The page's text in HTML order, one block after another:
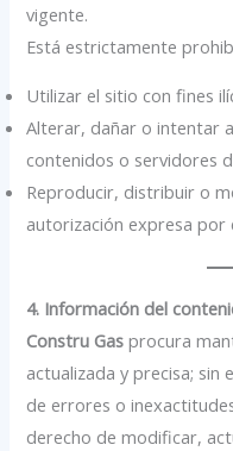
vigente.
Está estrictamente
Utilizar el sitio con fines
Alterar, dañar o intentar
contenidos o servidores
Reproducir, distribuir o
autorización expresa por
4. Información del
Constru Gas procura
actualizada y precisa; sin
de errores o
derecho de modificar,